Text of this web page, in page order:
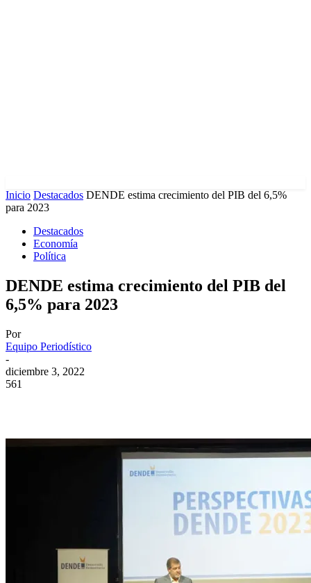
Inicio Destacados DENDE estima crecimiento del PIB del 6,5%
para 2023
Destacados
Economía
Política
DENDE estima crecimiento del PIB del
6,5% para 2023
Por
Equipo Periodístico
-
diciembre 3, 2022
561